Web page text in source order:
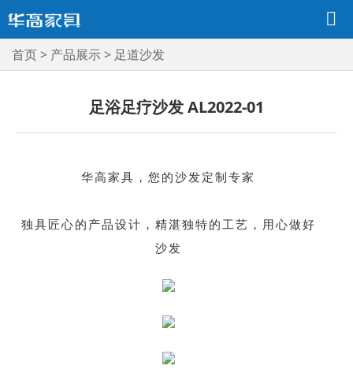
首页> 产品展示> 足道沙发
足浴足疗沙发 AL2022-01
华高家具，您的沙发定制专家
独具匠心的产品设计，精湛独特的工艺，用心做好
沙发